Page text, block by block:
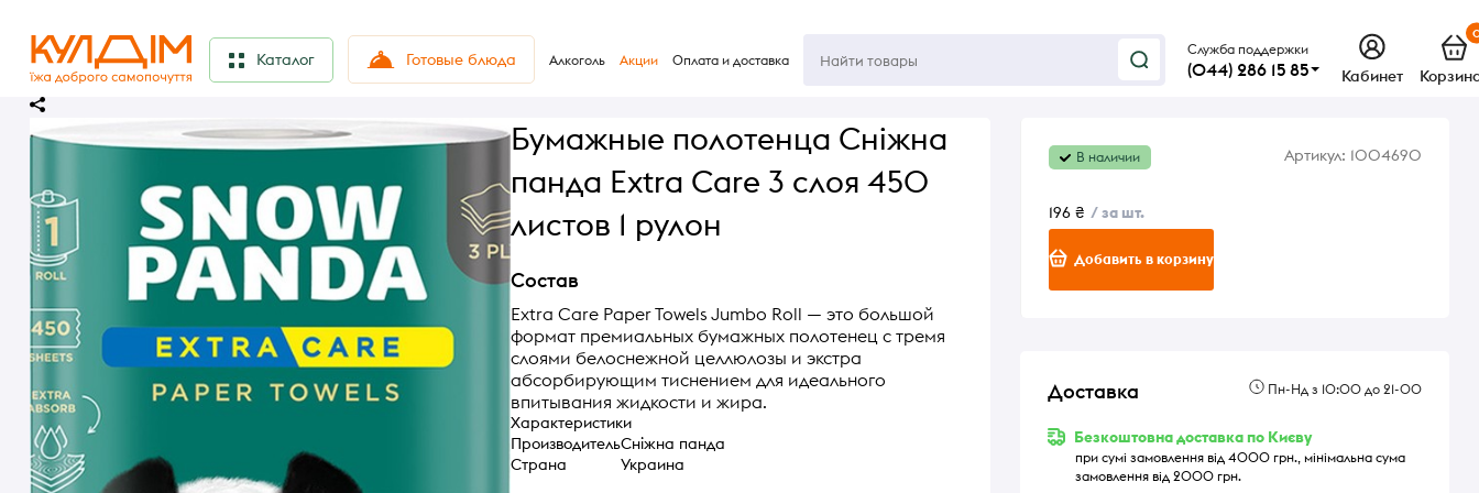
Каталог Готовые блюда Алкоголь Акции Оплата и доставка
Служба поддержки
(044) 286 15 85 Кабинет
Бумажные полотенца Сніжна
панда Extra Care 3 слоя 450
листов 1 рулон
Состав
Extra Care Paper Towels Jumbo Roll — это большой
формат премиальных бумажных полотенец с тремя
слоями белоснежной целлюлозы и экстра
абсорбирующим тиснением для идеального
впитывания жидкости и жира.
Характеристики
ПроизводительСніжна панда
Страна
Украина
В наличии Артикул: 1004690
196 ₴ / за шт.
Добавить в корзину
Доставка Пн-Нд з 10:00 до 21-00
Безкоштовна доставка по Києву
при сумі замовлення від 4000 грн., мінімальна сума
замовлення від 2000 грн.